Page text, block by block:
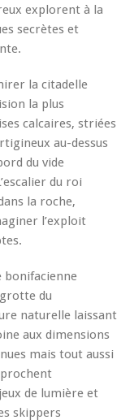
explorent à la
secrètes et
la citadelle
la plus
calcaires, striées
au-dessus
du vide
du roi
la roche,
l’exploit
bonifacienne
du
naturelle laissant
aux dimensions
mais tout aussi
de lumière et
skippers